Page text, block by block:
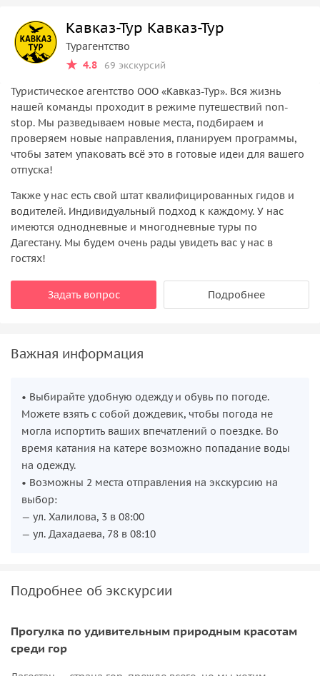
Кавказ-Тур Кавказ-Тур
Турагентство
4.8
69 экскурсий
Туристическое агентство ООО «Кавказ-Тур». Вся жизнь
нашей команды проходит в режиме путешествий non-
stop. Мы разведываем новые места, подбираем и
проверяем новые направления, планируем программы,
чтобы затем упаковать всё это в готовые идеи для вашего
отпуска!
Также у нас есть свой штат квалифицированных гидов и
водителей. Индивидуальный подход к каждому. У нас
имеются однодневные и многодневные туры по
Дагестану. Мы будем очень рады увидеть вас у нас в
гостях!
Задать вопрос Подробнее
Важная информация
• Выбирайте удобную одежду и обувь по погоде.
Можете взять с собой дождевик, чтобы погода не
могла испортить ваших впечатлений о поездке. Во
время катания на катере возможно попадание воды
на одежду.
• Возможны 2 места отправления на экскурсию на
выбор:
— ул. Халилова, 3 в 08:00
— ул. Дахадаева, 78 в 08:10
Подробнее об экскурсии
Прогулка по удивительным природным красотам
среди гор